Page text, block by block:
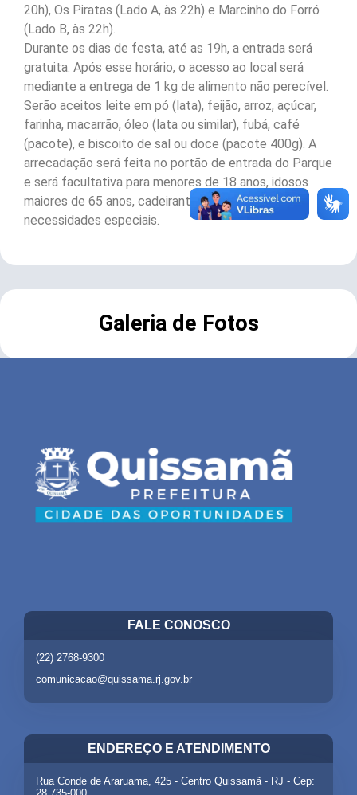
20h), Os Piratas (Lado A, às 22h) e Marcinho do Forró
(Lado B, às 22h).
Durante os dias de festa, até as 19h, a entrada será
gratuita. Após esse horário, o acesso ao local será
mediante a entrega de 1 kg de alimento não perecível.
Serão aceitos leite em pó (lata), feijão, arroz, açúcar,
farinha, macarrão, óleo (lata ou similar), fubá, café
(pacote), e biscoito de sal ou doce (pacote 400g). A
arrecadação será feita no portão de entrada do Parque
e será facultativa para menores de 18 anos, idosos
maiores de 65 anos, cadeirantes e portadores de
necessidades especiais.
Galeria de Fotos
FALE CONOSCO
(22) 2768-9300
comunicacao@quissama.rj.gov.br
ENDEREÇO E ATENDIMENTO
Rua Conde de Araruama, 425 - Centro Quissamã - RJ - Cep: